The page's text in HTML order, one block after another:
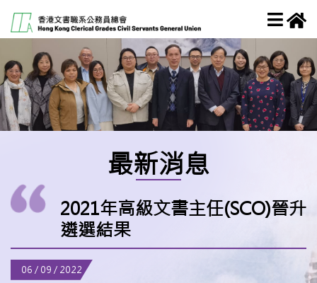
最新消息
2021年高級文書主任(SCO)晉升
遴選結果
06 / 09 / 2022